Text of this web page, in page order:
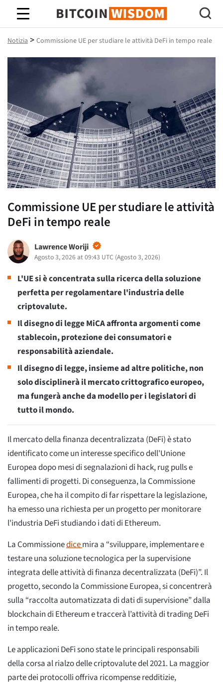
Saggezza Bitcoin
Notizia > Commissione UE per studiare le attività DeFi in tempo reale
Commissione UE per studiare le attività
DeFi in tempo reale
Lawrence Woriji
Agosto 3, 2026 at 09:43 UTC (Agosto 3, 2026)
L'UE si è concentrata sulla ricerca della soluzione
perfetta per regolamentare l'industria delle
criptovalute.
Il disegno di legge MiCA affronta argomenti come
stablecoin, protezione dei consumatori e
responsabilità aziendale.
Il disegno di legge, insieme ad altre politiche, non
solo disciplinerà il mercato crittografico europeo,
ma fungerà anche da modello per i legislatori di
tutto il mondo.
Il mercato della finanza decentralizzata (DeFi) è stato
identificato come un interesse specifico dell'Unione
Europea dopo mesi di segnalazioni di hack, rug pulls e
fallimenti di progetti. Di conseguenza, la Commissione
Europea, che ha il compito di far rispettare la legislazione,
ha emesso una richiesta per un progetto per monitorare
l'industria DeFi studiando i dati di Ethereum.
La Commissionedicemira a “sviluppare, implementare e
testare una soluzione tecnologica per la supervisione
integrata delle attività di finanza decentralizzata (DeFi)”. Il
progetto, secondo la Commissione Europea, si concentrerà
sulla “raccolta automatizzata di dati di supervisione” dalla
blockchain di Ethereum e traccerà l’attività di trading DeFi
in tempo reale.
Le applicazioni DeFi sono state le principali responsabili
della corsa al rialzo delle criptovalute del 2021. La maggior
parte dei protocolli offriva ricompense redditizie,